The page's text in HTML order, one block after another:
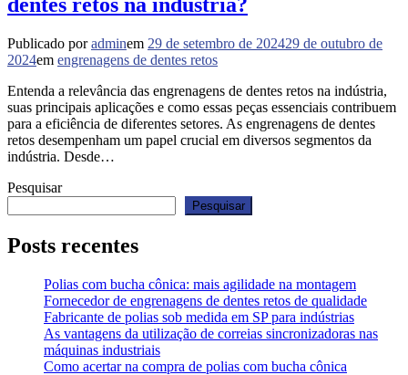
Publicado poradminem 29 de setembro de 202429 de outubro de
2024em engrenagens de dentes retos
Entenda a relevância das engrenagens de dentes retos na indústria,
suas principais aplicações e como essas peças essenciais contribuem
para a eficiência de diferentes setores. As engrenagens de dentes
retos desempenham um papel crucial em diversos segmentos da
indústria. Desde…
Pesquisar
Pesquisar
Posts recentes
Polias com bucha cônica: mais agilidade na montagem
Fornecedor de engrenagens de dentes retos de qualidade
Fabricante de polias sob medida em SP para indústrias
As vantagens da utilização de correias sincronizadoras nas
máquinas industriais
Como acertar na compra de polias com bucha cônica